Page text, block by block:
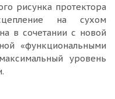
рисунка протектора
на сухом
в сочетании с новой
«функциональными
уровень